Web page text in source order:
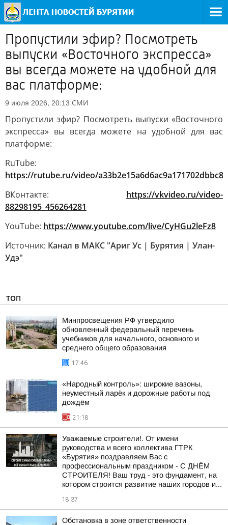
Пропустили эфир? Посмотреть
выпуски «Восточного экспресса»
вы всегда можете на удобной для
вас платформе:
9 июля 2026, 20:13 СМИ
Пропустили эфир? Посмотреть выпуски «Восточного
экспресса» вы всегда можете на удобной для вас
платформе:
RuTube:
https://rutube.ru/video/
ВКонтакте: https://vkvideo.ru/video-
88298195_456264281
YouTube: https://www.youtube.com/live/CyHGu2leFz8
Источник: Канал в МАКС "Ариг Ус | Бурятия | Улан-
Удэ"
ТОП
Минпросвещения РФ утвердило
обновленный федеральный перечень
учебников для начального, основного и
среднего общего образования
17:46
«Народный контроль»: широкие вазоны,
неуместный ларёк и дорожные работы под
дождём
21:18
Уважаемые строители!. От имени
руководства и всего коллектива ГТРК
«Бурятия» поздравляем Вас с
профессиональным праздником - С ДНЁМ
СТРОИТЕЛЯ! Ваш труд - это фундамент, на
котором строится развитие наших городов и...
18:37
Обстановка в зоне ответственности